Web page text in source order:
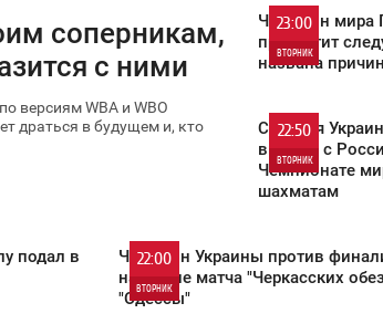
соперникам,
с ними
версиям WBA и WBO
драться в будущем и, кто
23:00
ВТОРНИК
Чемпион мира
пропустит
названа
22:50
ВТОРНИК
Сборная
вничью с
Чемпионате
шахматам
подал в
22:00
ВТОРНИК
Чемпион Украины против
накануне матча "Черкасских
"Одессы"